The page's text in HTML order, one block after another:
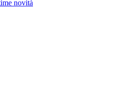
novità